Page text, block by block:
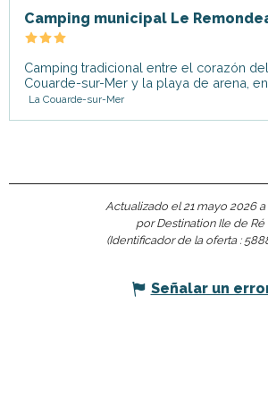
Camping municipal Le
Camping tradicional entre el corazón
Couarde-sur-Mer y la playa de arena,
La Couarde-sur-Mer
Actualizado el 21 mayo 2026 a
por Destination Ile de Ré
(Identificador de la oferta :
Señalar un